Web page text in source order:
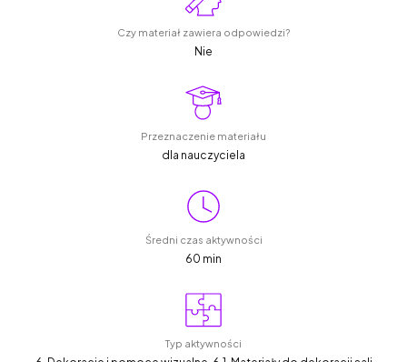
Czy materiał zawiera odpowiedzi?
Nie
Przeznaczenie materiału
dla nauczyciela
Średni czas aktywności
60 min
Typ aktywności